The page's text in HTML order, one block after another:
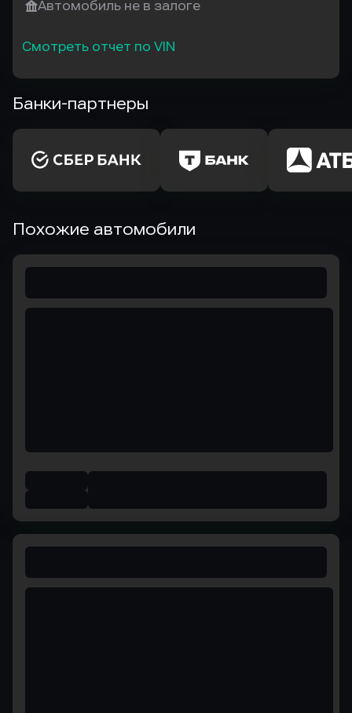
Автомобиль не в залоге
Смотреть отчет по VIN
Банки-партнеры
Похожие автомобили